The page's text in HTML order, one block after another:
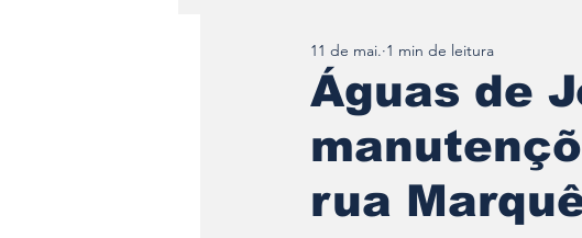
Tempo\clima
Águas de
rua
11 de mai. 1 min de leitura